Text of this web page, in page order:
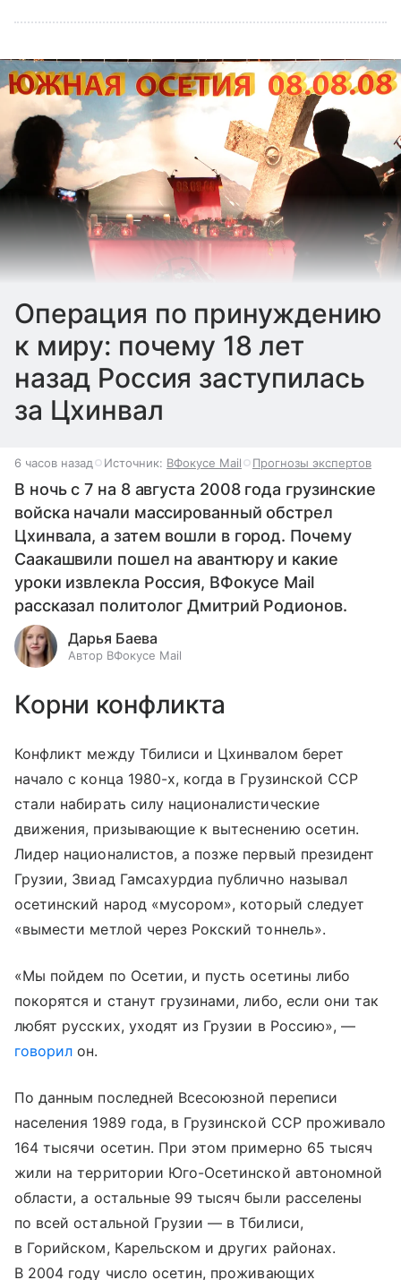
Операция по принуждению
к миру: почему 18 лет
назад Россия заступилась
за Цхинвал
6 часов назад Источник: ВФокусе Mail Прогнозы экспертов
В ночь с 7 на 8 августа 2008 года грузинские
войска начали массированный обстрел
Цхинвала, а затем вошли в город. Почему
Саакашвили пошел на авантюру и какие
уроки извлекла Россия, ВФокусе Mail
рассказал политолог Дмитрий Родионов.
Дарья Баева
Автор ВФокусе Mail
Корни конфликта
Конфликт между Тбилиси и Цхинвалом берет
начало с конца 1980-х, когда в Грузинской ССР
стали набирать силу националистические
движения, призывающие к вытеснению осетин.
Лидер националистов, а позже первый президент
Грузии, Звиад Гамсахурдиа публично называл
осетинский народ «мусором», который следует
«вымести метлой через Рокский тоннель».
«Мы пойдем по Осетии, и пусть осетины либо
покорятся и станут грузинами, либо, если они так
любят русских, уходят из Грузии в Россию», —
говорил он.
По данным последней Всесоюзной переписи
населения 1989 года, в Грузинской ССР проживало
164 тысячи осетин. При этом примерно 65 тысяч
жили на территории Юго-Осетинской автономной
области, а остальные 99 тысяч были расселены
по всей остальной Грузии — в Тбилиси,
в Горийском, Карельском и других районах.
В 2004 году число осетин, проживающих